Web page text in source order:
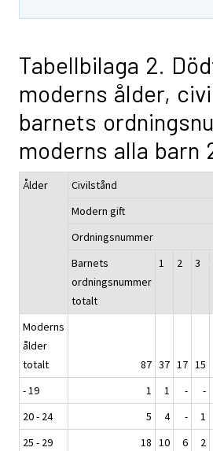
Tabellbilaga 2.
moderns ålder,
barnets
moderns alla barn
Ålder
Civilstånd
Modern gift
Ordningsnummer
Barnets
ordningsnummer
totalt
1 2 3
Moderns
ålder
totalt
87 37 17 15
- 19
1 1 - -
20 - 24
5 4 - 1
25 - 29
18 10 6 2